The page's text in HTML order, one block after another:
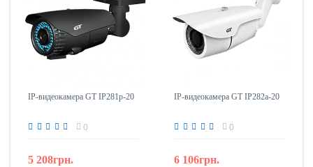
IP-видеокамера GT IP281p-20
0
5 208грн.
IP-видеокамера GT IP282а-20
0
6 106грн.